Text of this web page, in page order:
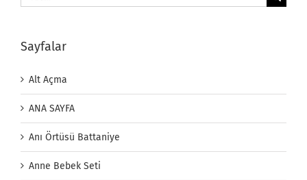
Sayfalar
Alt Açma
ANA SAYFA
Anı Örtüsü Battaniye
Anne Bebek Seti